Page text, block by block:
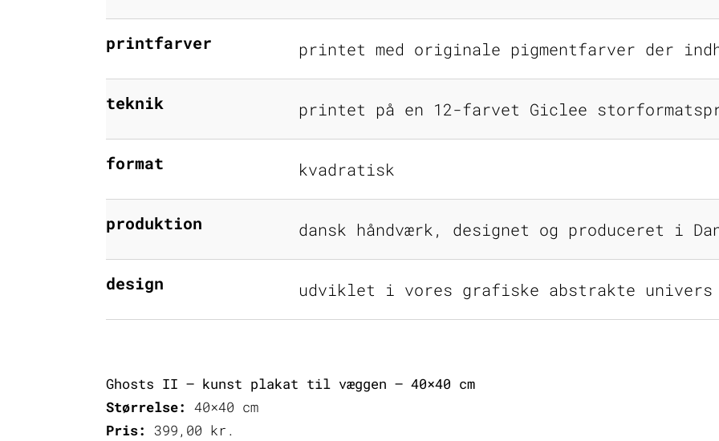
printfarver printet med originale pigmentfarver der
teknik printet på en 12-farvet Giclee
format kvadratisk
produktion dansk håndværk, designet og produceret i
design udviklet i vores grafiske abstrakte univers
Ghosts II – kunst plakat til væggen – 40×40 cm
Størrelse: 40×40 cm
Pris:
399,00 kr.